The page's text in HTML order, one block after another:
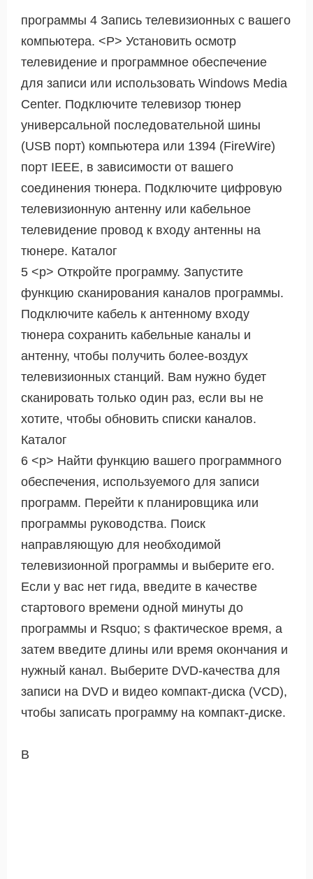
программы 4 Запись телевизионных с вашего
компьютера. <Р> Установить осмотр
телевидение и программное обеспечение
для записи или использовать Windows Media
Center. Подключите телевизор тюнер
универсальной последовательной шины
(USB порт) компьютера или 1394 (FireWire)
порт IEEE, в зависимости от вашего
соединения тюнера. Подключите цифровую
телевизионную антенну или кабельное
телевидение провод к входу антенны на
тюнере. Каталог
5 <р> Откройте программу. Запустите
функцию сканирования каналов программы.
Подключите кабель к антенному входу
тюнера сохранить кабельные каналы и
антенну, чтобы получить более-воздух
телевизионных станций. Вам нужно будет
сканировать только один раз, если вы не
хотите, чтобы обновить списки каналов.
Каталог
6 <р> Найти функцию вашего программного
обеспечения, используемого для записи
программ. Перейти к планировщика или
программы руководства. Поиск
направляющую для необходимой
телевизионной программы и выберите его.
Если у вас нет гида, введите в качестве
стартового времени одной минуты до
программы и Rsquo; s фактическое время, а
затем введите длины или время окончания и
нужный канал. Выберите DVD-качества для
записи на DVD и видео компакт-диска (VCD),
чтобы записать программу на компакт-диске.
В